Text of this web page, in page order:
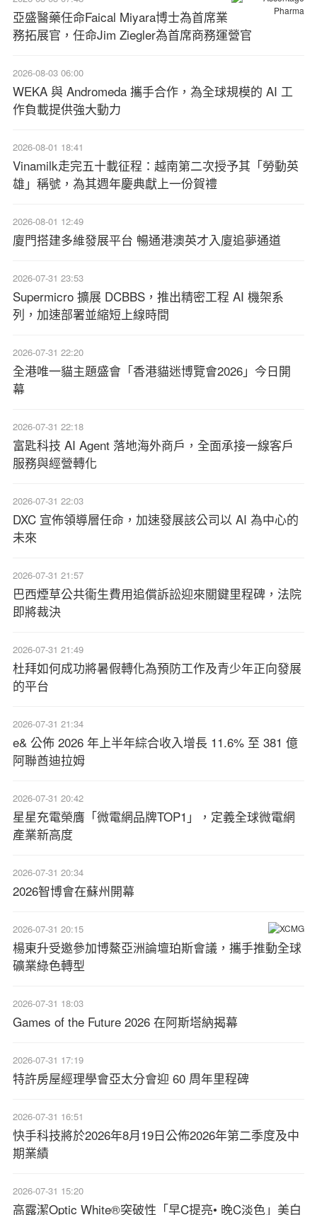
亞盛醫藥任命Faical Miyara博士為首席業
務拓展官，任命Jim Ziegler為首席商務運營官
2026-08-03 06:00
WEKA 與 Andromeda 攜手合作，為全球規模的 AI 工
作負載提供強大動力
2026-08-01 18:41
Vinamilk走完五十載征程：越南第二次授予其「勞動英
雄」稱號，為其週年慶典獻上一份賀禮
2026-08-01 12:49
廈門搭建多維發展平台 暢通港澳英才入廈追夢通道
2026-07-31 23:53
Supermicro 擴展 DCBBS，推出精密工程 AI 機架系
列，加速部署並縮短上線時間
2026-07-31 22:20
全港唯一貓主題盛會「香港貓迷博覽會2026」今日開
幕
2026-07-31 22:18
富匙科技 AI Agent 落地海外商戶，全面承接一線客戶
服務與經營轉化
2026-07-31 22:03
DXC 宣佈領導層任命，加速發展該公司以 AI 為中心的
未來
2026-07-31 21:57
巴西煙草公共衞生費用追償訴訟迎來關鍵里程碑，法院
即將裁決
2026-07-31 21:49
杜拜如何成功將暑假轉化為預防工作及青少年正向發展
的平台
2026-07-31 21:34
e& 公佈 2026 年上半年綜合收入增長 11.6% 至 381 億
阿聯酋迪拉姆
2026-07-31 20:42
星星充電榮膺「微電網品牌TOP1」，定義全球微電網
產業新高度
2026-07-31 20:34
2026智博會在蘇州開幕
2026-07-31 20:15
楊東升受邀參加博鰲亞洲論壇珀斯會議，攜手推動全球
礦業綠色轉型
2026-07-31 18:03
Games of the Future 2026 在阿斯塔納揭幕
2026-07-31 17:19
特許房屋經理學會亞太分會迎 60 周年里程碑
2026-07-31 16:51
快手科技將於2026年8月19日公佈2026年第二季度及中
期業績
2026-07-31 15:20
高露潔Optic White®突破性「早C提亮• 晚C淡色」美白